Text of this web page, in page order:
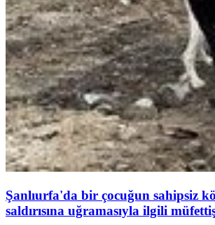
Şanlıurfa'da bir çocuğun sahipsiz
saldırısına uğramasıyla ilgili